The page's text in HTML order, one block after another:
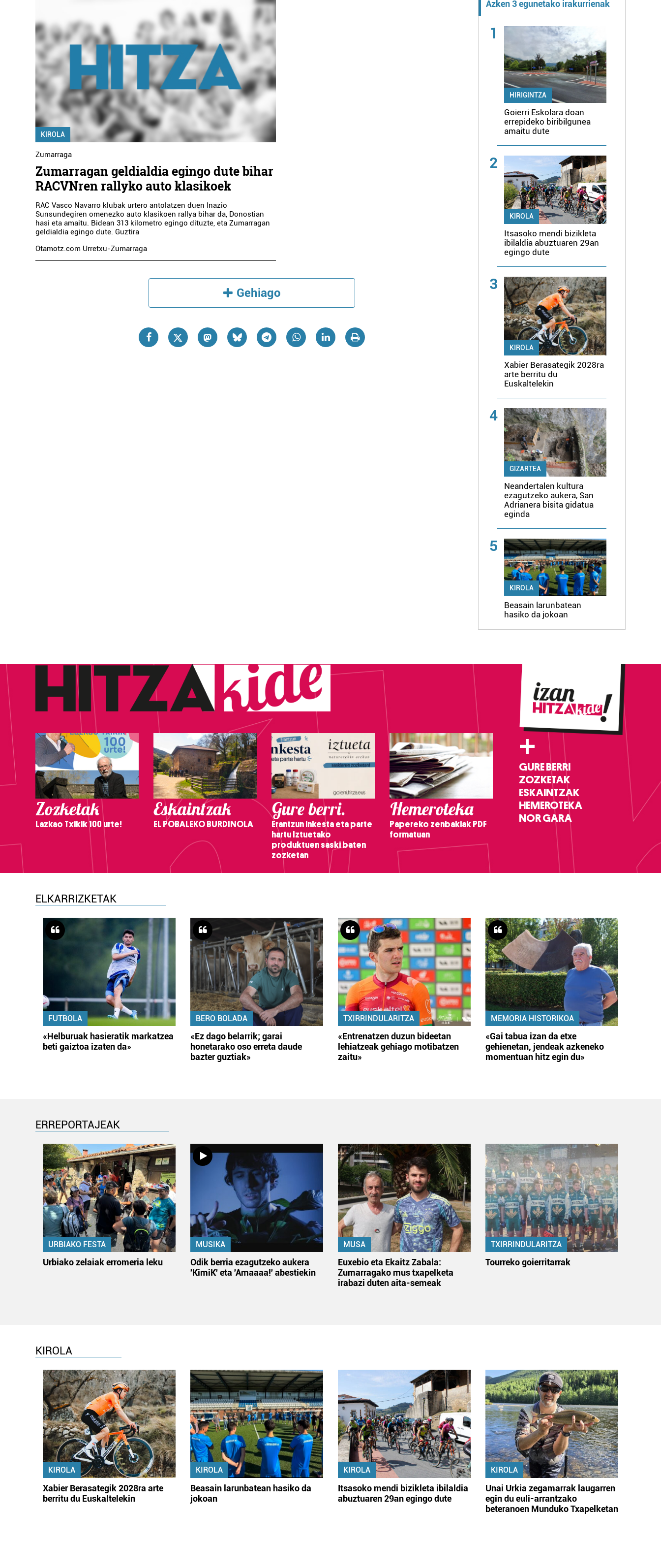
KIROLA
Zumarraga
Zumarragan geldialdia egingo dute bihar
RACVNren rallyko auto klasikoek
RAC Vasco Navarro klubak urtero antolatzen duen Inazio
Sunsundegiren omenezko auto klasikoen rallya bihar da, Donostian
hasi eta amaitu. Bidean 313 kilometro egingo dituzte, eta Zumarragan
geldialdia egingo dute. Guztira
Otamotz.com Urretxu-Zumarraga
Gehiago
Azken 3 egunetako irakurrienak
1
HIRIGINTZA
Goierri Eskolara doan
errepideko biribilgunea
amaitu dute
2
KIROLA
Itsasoko mendi bizikleta
ibilaldia abuztuaren 29an
egingo dute
3
KIROLA
Xabier Berasategik 2028ra
arte berritu du
Euskaltelekin
4
GIZARTEA
Neandertalen kultura
ezagutzeko aukera, San
Adrianera bisita gidatua
eginda
5
KIROLA
Beasain larunbatean
hasiko da jokoan
Zozketak
Lazkao Txikik 100 urte!
Eskaintzak
EL POBALEKO BURDINOLA
Gure berri.
Erantzun inkesta eta parte
hartu Iztuetako
produktuen saski baten
zozketan
Hemeroteka
Papereko zenbakiak PDF
formatuan
+
GURE BERRI
ZOZKETAK
ESKAINTZAK
HEMEROTEKA
NOR GARA
ELKARRIZKETAK
FUTBOLA
«Helburuak hasieratik markatzea
beti gaiztoa izaten da»
BERO BOLADA
«Ez dago belarrik; garai
honetarako oso erreta daude
bazter guztiak»
TXIRRINDULARITZA
«Entrenatzen duzun bideetan
lehiatzeak gehiago motibatzen
zaitu»
MEMORIA HISTORIKOA
«Gai tabua izan da etxe
gehienetan, jendeak azkeneko
momentuan hitz egin du»
ERREPORTAJEAK
URBIAKO FESTA
Urbiako zelaiak erromeria leku
MUSIKA
Odik berria ezagutzeko aukera
'KimiK' eta 'Amaaaa!' abestiekin
MUSA
Euxebio eta Ekaitz Zabala:
Zumarragako mus txapelketa
irabazi duten aita-semeak
TXIRRINDULARITZA
Tourreko goierritarrak
KIROLA
KIROLA
Xabier Berasategik 2028ra arte
berritu du Euskaltelekin
KIROLA
Beasain larunbatean hasiko da
jokoan
KIROLA
Itsasoko mendi bizikleta ibilaldia
abuztuaren 29an egingo dute
KIROLA
Unai Urkia zegamarrak laugarren
egin du euli-arrantzako
beteranoen Munduko Txapelketan